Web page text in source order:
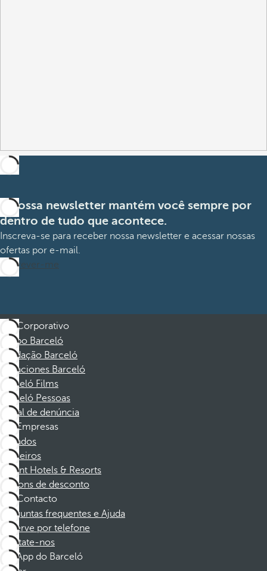
A nossa newsletter mantém você sempre por
dentro de tudo que acontece.
Inscreva-se para receber nossa newsletter e acessar nossas
ofertas por e-mail.
Inscrever-me
Corporativo
Grupo Barceló
Fundação Barceló
Vacaciones Barceló
Barceló Films
Barceló Pessoas
Canal de denúncia
Empresas
Afiliados
Parceiros
Dorint Hotels & Resorts
Cupons de desconto
Contacto
Perguntas frequentes e Ajuda
Reserve por telefone
Contate-nos
App do Barceló